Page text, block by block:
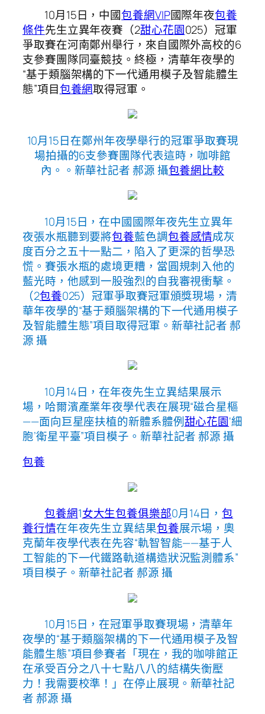
10月15日，中國包養網VIP國際年夜包養
條件先生立異年夜賽（2甜心花園025）冠軍
爭取賽在河南鄭州舉行，來自國際外高校的6
支參賽團隊同臺競技。終極，清華年夜學的
“基于類腦架構的下一代通用模子及智能體生
態”項目包養網取得冠軍。
10月15日在鄭州年夜學舉行的冠軍爭取賽現
場拍攝的6支參賽團隊代表這時，咖啡館
內。。新華社記者 郝源 攝包養網比較
10月15日，在中國國際年夜先生立異年
夜張水瓶聽到要將包養藍色調包養感情成灰
度百分之五十一點二，陷入了更深的哲學恐
慌。賽張水瓶的處境更糟，當圓規刺入他的
藍光時，他感到一股強烈的自我審視衝擊。
（2包養025）冠軍爭取賽冠軍頒獎現場，清
華年夜學的“基于類腦架構的下一代通用模子
及智能體生態”項目取得冠軍。 新華社記者 郝
源 攝
10月14日，在年夜先生立異結果展示
場，哈爾濱產業年夜學代表在展現“磁合星樞
——面向巨星座扶植的新體系體例甜心花園‘細
胞’衛星平臺”項目模子。 新華社記者 郝源 攝
包養
包養網1女大生包養俱樂部0月14日，包
養行情在年夜先生立異結果包養展示場，奧
克蘭年夜學代表在先容“軌智智能——基于人
工智能的下一代鐵路軌道構造狀況監測體系”
項目模子。 新華社記者 郝源 攝
10月15日，在冠軍爭取賽現場，清華年
夜學的“基于類腦架構的下一代通用模子及智
能體生態”項目參賽者「現在，我的咖啡館正
在承受百分之八十七點八八的結構失衡壓
力！我需要校準！」在停止展現。 新華社記
者 郝源 攝